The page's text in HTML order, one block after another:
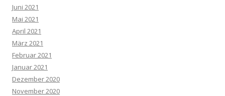
Juni 2021
Mai 2021
April 2021
März 2021
Februar 2021
Januar 2021
Dezember 2020
November 2020